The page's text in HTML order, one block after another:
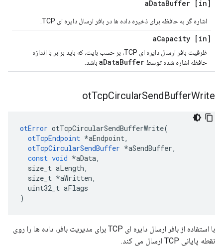
[in] a
DataBuffer
اشاره گر به حافظه برای ذخیره داده ها در بافر ارسال دایره ای TCP.
[in] a
Capacity
ظرفیت بافر ارسال دایره ای TCP، بر حسب بایت، که باید برابر با اندازه
حافظه اشاره شده توسط aDataBuffer باشد.
otTcpCircularSendBufferWrite
otError otTcpCircularSendBufferWrite(
otTcpEndpoint *aEndpoint,
otTcpCircularSendBuffer *aSendBuffer,
const void *aData,
size_t aLength,
size_t *aWritten,
uint32_t aFlags
)
با استفاده از بافر ارسال دایره ای TCP برای مدیریت بافر، داده ها را روی
نقطه پایانی TCP ارسال می کند.